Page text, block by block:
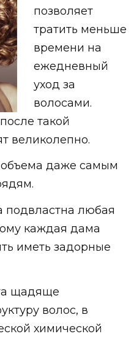
позволяет
тратить меньше
времени на
ежедневный
уход за
волосами.
такой
великолепно.
даже самым
подвластна любая
каждая дама
иметь задорные
щадяще
волос, в
химической